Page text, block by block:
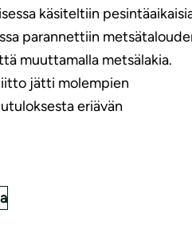
käsiteltiin
parannettiin
muuttamalla metsälakia.
jätti molempien
eriävän